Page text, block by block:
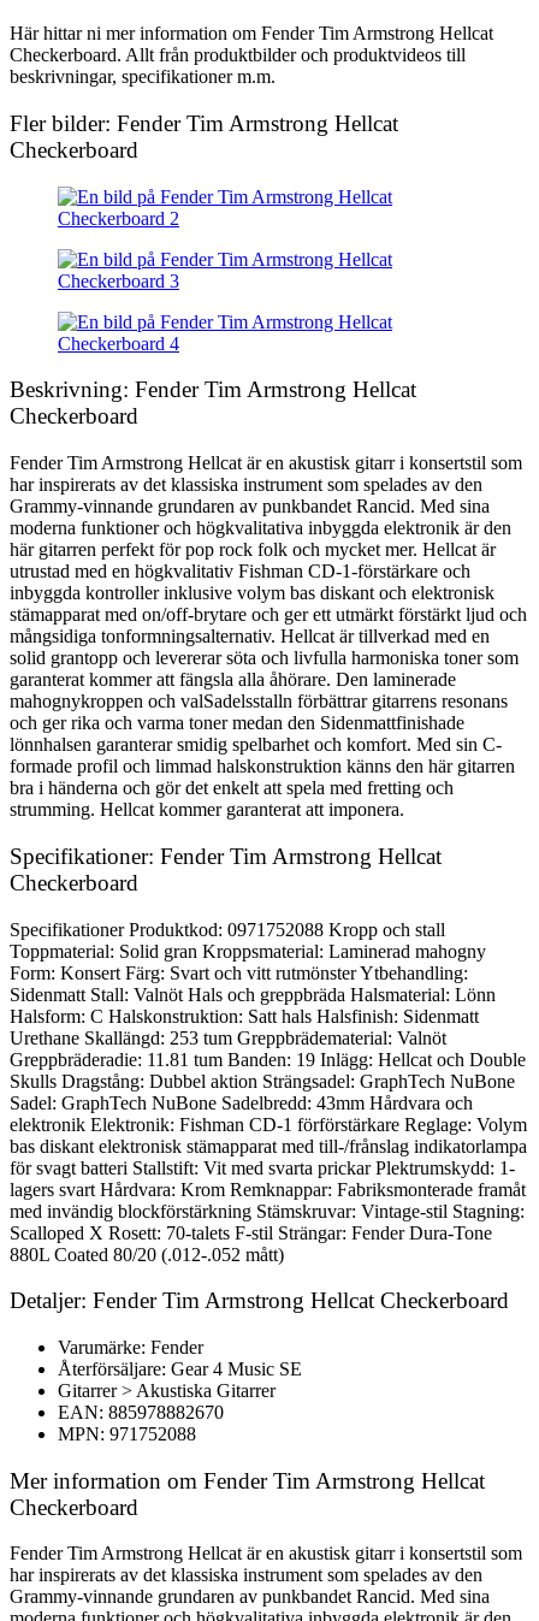
Här hittar ni mer information om Fender Tim Armstrong Hellcat
Checkerboard. Allt från produktbilder och produktvideos till
beskrivningar, specifikationer m.m.
Fler bilder: Fender Tim Armstrong Hellcat
Checkerboard
Beskrivning: Fender Tim Armstrong Hellcat
Checkerboard
Fender Tim Armstrong Hellcat är en akustisk gitarr i konsertstil som
har inspirerats av det klassiska instrument som spelades av den
Grammy-vinnande grundaren av punkbandet Rancid. Med sina
moderna funktioner och högkvalitativa inbyggda elektronik är den
här gitarren perfekt för pop rock folk och mycket mer. Hellcat är
utrustad med en högkvalitativ Fishman CD-1-förstärkare och
inbyggda kontroller inklusive volym bas diskant och elektronisk
stämapparat med on/off-brytare och ger ett utmärkt förstärkt ljud och
mångsidiga tonformningsalternativ. Hellcat är tillverkad med en
solid grantopp och levererar söta och livfulla harmoniska toner som
garanterat kommer att fängsla alla åhörare. Den laminerade
mahognykroppen och valSadelsstalln förbättrar gitarrens resonans
och ger rika och varma toner medan den Sidenmattfinishade
lönnhalsen garanterar smidig spelbarhet och komfort. Med sin C-
formade profil och limmad halskonstruktion känns den här gitarren
bra i händerna och gör det enkelt att spela med fretting och
strumming. Hellcat kommer garanterat att imponera.
Specifikationer: Fender Tim Armstrong Hellcat
Checkerboard
Specifikationer Produktkod: 0971752088 Kropp och stall
Toppmaterial: Solid gran Kroppsmaterial: Laminerad mahogny
Form: Konsert Färg: Svart och vitt rutmönster Ytbehandling:
Sidenmatt Stall: Valnöt Hals och greppbräda Halsmaterial: Lönn
Halsform: C Halskonstruktion: Satt hals Halsfinish: Sidenmatt
Urethane Skallängd: 253 tum Greppbrädematerial: Valnöt
Greppbräderadie: 11.81 tum Banden: 19 Inlägg: Hellcat och Double
Skulls Dragstång: Dubbel aktion Strängsadel: GraphTech NuBone
Sadel: GraphTech NuBone Sadelbredd: 43mm Hårdvara och
elektronik Elektronik: Fishman CD-1 förförstärkare Reglage: Volym
bas diskant elektronisk stämapparat med till-/frånslag indikatorlampa
för svagt batteri Stallstift: Vit med svarta prickar Plektrumskydd: 1-
lagers svart Hårdvara: Krom Remknappar: Fabriksmonterade framåt
med invändig blockförstärkning Stämskruvar: Vintage-stil Stagning:
Scalloped X Rosett: 70-talets F-stil Strängar: Fender Dura-Tone
880L Coated 80/20 (.012-.052 mått)
Detaljer: Fender Tim Armstrong Hellcat Checkerboard
Varumärke: Fender
Återförsäljare: Gear 4 Music SE
Gitarrer > Akustiska Gitarrer
EAN: 885978882670
MPN: 971752088
Mer information om Fender Tim Armstrong Hellcat
Checkerboard
Fender Tim Armstrong Hellcat är en akustisk gitarr i konsertstil som
har inspirerats av det klassiska instrument som spelades av den
Grammy-vinnande grundaren av punkbandet Rancid. Med sina